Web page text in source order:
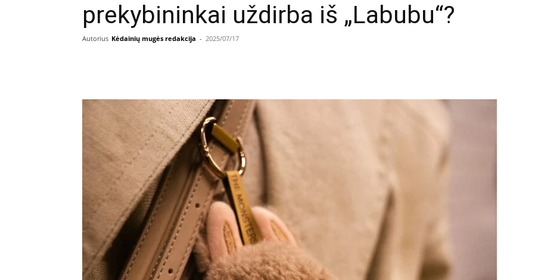
prekybininkai uždirba iš „Labubu“?
Autorius Kėdainių mugės redakcija - 2025/07/17